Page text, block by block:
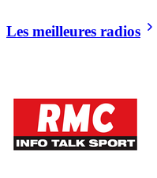
Les meilleures radios